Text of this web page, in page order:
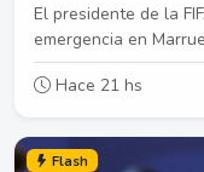
El presidente de la
emergencia en
Hace 21 hs
Flash